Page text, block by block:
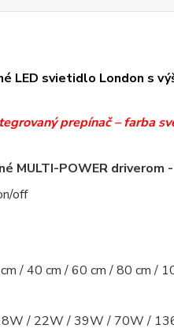
LED svietidlo London s
prepínač – farba
MULTI-POWER
/ 40 cm / 60 cm / 80 cm /
/ 22W / 39W / 70W /